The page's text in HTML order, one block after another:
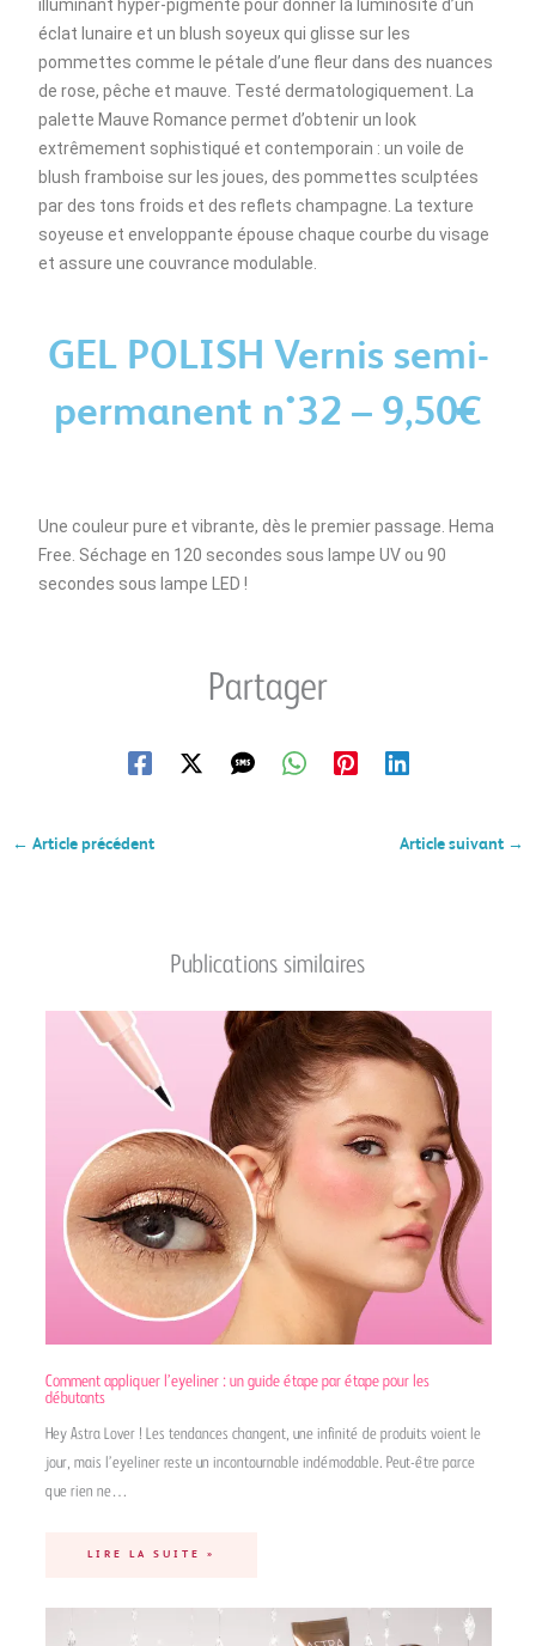
illuminant hyper-pigmenté pour donner la luminosité d’un
éclat lunaire et un blush soyeux qui glisse sur les
pommettes comme le pétale d’une fleur dans des nuances
de rose, pêche et mauve. Testé dermatologiquement. La
palette Mauve Romance permet d’obtenir un look
extrêmement sophistiqué et contemporain : un voile de
blush framboise sur les joues, des pommettes sculptées
par des tons froids et des reflets champagne. La texture
soyeuse et enveloppante épouse chaque courbe du visage
et assure une couvrance modulable.
GEL POLISH Vernis semi-
permanent n°32 – 9,50€
Une couleur pure et vibrante, dès le premier passage. Hema
Free. Séchage en 120 secondes sous lampe UV ou 90
secondes sous lampe LED !
Partager
← Article précédent Article suivant →
Publications similaires
Comment appliquer l’eyeliner : un guide étape par étape pour les
débutants
Hey Astra Lover ! Les tendances changent, une infinité de produits voient le
jour, mais l’eyeliner reste un incontournable indémodable. Peut-être parce
que rien ne…
LIRE LA SUITE »